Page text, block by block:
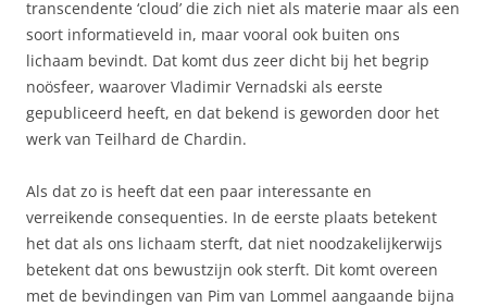
transcendente ‘cloud’ die zich niet als materie maar als een
soort informatieveld in, maar vooral ook buiten ons
lichaam bevindt. Dat komt dus zeer dicht bij het begrip
noösfeer, waarover Vladimir Vernadski als eerste
gepubliceerd heeft, en dat bekend is geworden door het
werk van Teilhard de Chardin.
Als dat zo is heeft dat een paar interessante en
verreikende consequenties. In de eerste plaats betekent
het dat als ons lichaam sterft, dat niet noodzakelijkerwijs
betekent dat ons bewustzijn ook sterft. Dit komt overeen
met de bevindingen van Pim van Lommel aangaande bijna